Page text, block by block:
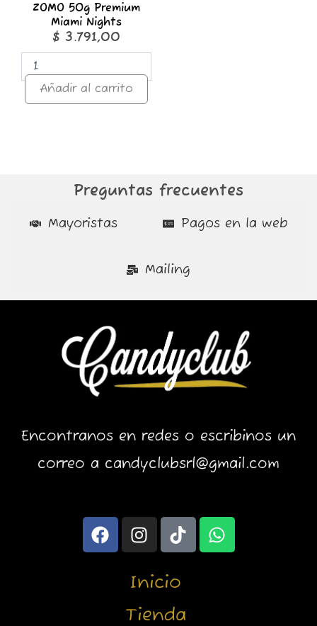
ZOMO 50g Premium
Miami Nights
$ 3.791,00
Añadir al carrito
Preguntas frecuentes
Mayoristas Pagos en la web
Mailing
Encontranos en redes o escribinos un
correo a candyclubsrl@gmail.com
F
a
c
I
n
s
t
a
g
T
i
k
t
o
k
W
h
a
Inicio
Tienda